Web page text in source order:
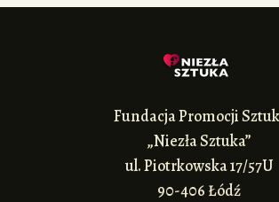
Fundacja Promocji
„Niezła Sztuka”
ul. Piotrkowska 17/57U
90-406 Łódź